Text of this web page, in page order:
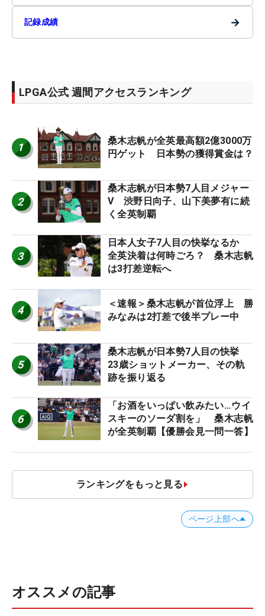
記録成績 →
LPGA公式 週間アクセスランキング
1
桑木志帆が全英最高額2億3000万
円ゲット 日本勢の獲得賞金は？
2
桑木志帆が日本勢7人目メジャー
V 渋野日向子、山下美夢有に続
く全英制覇
3
日本人女子7人目の快挙なるか
全英決着は何時ごろ？ 桑木志帆
は3打差逆転へ
4
＜速報＞桑木志帆が首位浮上 勝
みなみは2打差で後半プレー中
5
桑木志帆が日本勢7人目の快挙
23歳ショットメーカー、その軌
跡を振り返る
6
「お酒をいっぱい飲みたい…ウイ
スキーのソーダ割を」 桑木志帆
が全英制覇【優勝会見一問一答】
ランキングをもっと見る
ページ上部へ
オススメの記事